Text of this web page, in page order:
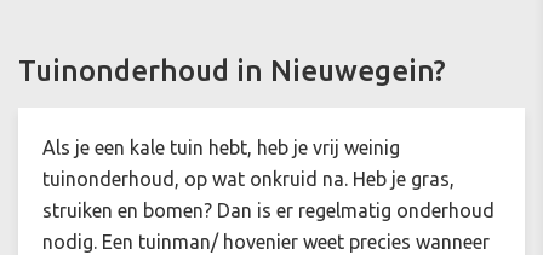
Tuinonderhoud in Nieuwegein?
Als je een kale tuin hebt, heb je vrij weinig
tuinonderhoud, op wat onkruid na. Heb je gras,
struiken en bomen? Dan is er regelmatig onderhoud
nodig. Een tuinman/ hovenier weet precies wanneer